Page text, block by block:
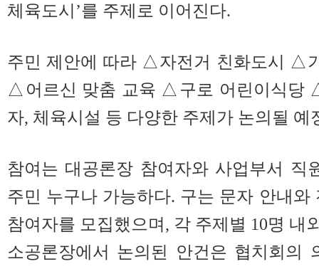
체육도시’를 주제로 이어진다.
주민 제안에 따라 △자전거 친화도시 △
△어르신 맞춤 교육 △구로 어린이식당
자, 체육시설 등 다양한 주제가 논의될 예
참여는 대공론장 참여자와 사업부서 직
주민 누구나 가능하다. 구는 문자 안내와
참여자를 모집했으며, 각 주제별 10명 내
소공론장에서 논의된 안건은 협치회의